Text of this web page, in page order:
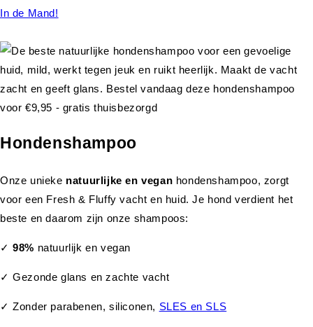
In de Mand!
Hondenshampoo
Onze unieke natuurlijke en vegan hondenshampoo, zorgt
voor een Fresh & Fluffy vacht en huid. Je hond verdient het
beste en daarom zijn onze shampoos:
✓98% natuurlijk en vegan
✓ Gezonde glans en zachte vacht
✓ Zonder parabenen, siliconen, SLES en SLS